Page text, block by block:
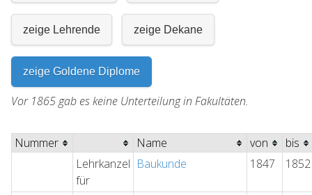
zeige Lehrende zeige Dekane
zeige Goldene Diplome
Vor 1865 gab es keine Unterteilung in Fakultäten.
Nummer Name von
bis
Lehrkanzel
für
Baukunde 1847 1852